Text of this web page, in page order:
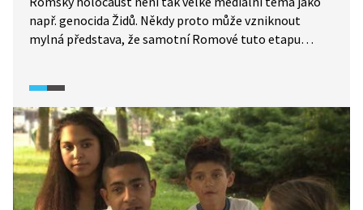
např. genocida Židů. Někdy proto může vzniknout
mylná představa, že samotní Romové tuto etapu
a Romové na oběti nacistické perzekuce rozhodně
nezapomínají. Romů se ale nikdo na jejich náhled
neptal a často o holokaustu nemluví z obavy, aby nikdo
nezpochybňoval jejich snahu o integraci. Připomínky
historiků k tomuto tématu můžete vyslechnout
ve výňatku z pořadu Historie.cs (2018).